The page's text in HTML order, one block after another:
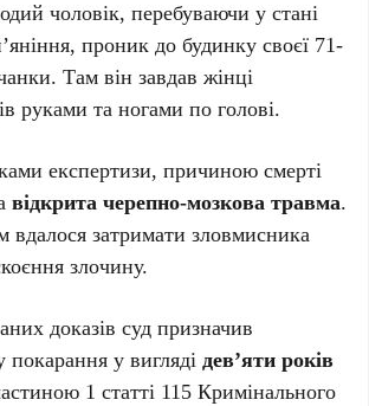
чоловік, перебуваючи у стані
проник до будинку своєї 71-
Там він завдав жінці
руками та ногами по голові.
експертизи, причиною смерті
відкрита черепно-мозкова травма.
вдалося затримати зловмисника
злочину.
доказів суд призначив
покарання у виглядідев’яти років
1 статті 115 Кримінального